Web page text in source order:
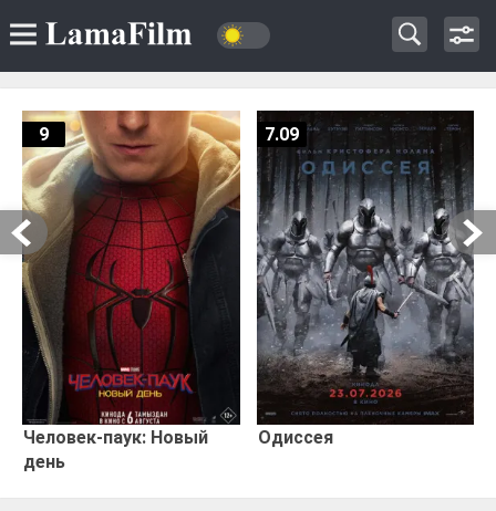
Человек-паук: Новый
день
9
Одиссея
7.09